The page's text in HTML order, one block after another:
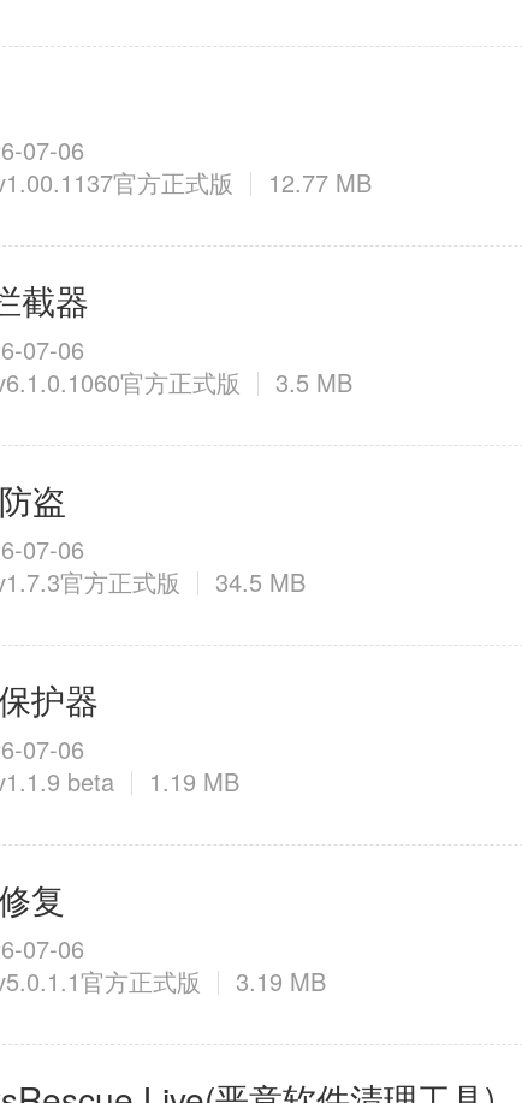
07-06
官方正式版 12.77 MB
截器
07-06
官方正式版 3.5 MB
盗
07-06
官方正式版 34.5 MB
护器
07-06
beta 1.19 MB
复
07-06
官方正式版 3.19 MB